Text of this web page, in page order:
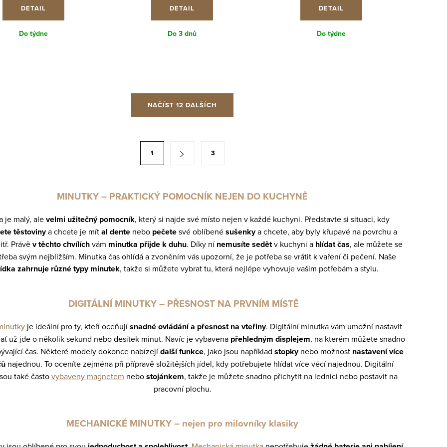
DETAIL
Do týdne
DETAIL
Do 3 dnů
DETAIL
Do týdne
NAČÍST 12 DALŠÍCH
1 3
MINUTKY – PRAKTICKÝ POMOCNÍK NEJEN DO KUCHYNĚ
je malý, alevelmi užitečný pomocník, který si najde své místo nejen v každé kuchyni. Představte si situaci, kdy
těstovinya chcete je mítal dentenebo pečetesvé oblíbenésušenkya chcete, aby byly křupavé na povrchu a
Právěv těchto chvílíchvám minutka přijde k duhu. Díky nínemusíte sedětv kuchyni a hlídat čas, ale můžete se
svým nejbližším. Minutka čas ohlídá a zvoněním vás upozorní, že je potřeba se vrátit k vaření či pečení. Naše
zahrnuje různé typy minutek, takže si můžete vybrat tu, která nejlépe vyhovuje vašim potřebám a stylu.
DIGITÁLNÍ MINUTKY – PŘESNOST NA PRVNÍM MÍSTĚ
je ideální pro ty, kteří oceňujísnadné ovládání a přesnost na vteřiny. Digitální minutka vám umožní nastavit
už jde o několik sekund nebo desítek minut. Navíc je vybavena přehledným displejem, na kterém můžete snadno
čas. Některé modely dokonce nabízejídalší funkce, jako jsou například stopkynebo možnost nastavení více
najednou. To oceníte zejména při přípravě složitějších jídel, kdy potřebujete hlídat více věcí najednou. Digitální
také častovybaveny magnetem nebostojánkem, takže je můžete snadno přichytit na lednici nebo postavit na
pracovní plochu.
MECHANICKÉ MINUTKY – nejen pro milovníky klasiky